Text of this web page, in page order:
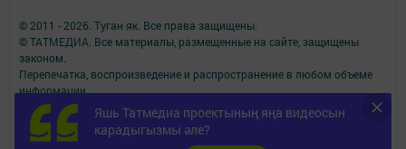
Яшь Татмедиа проектының яңа видеосын
карадыгызмы әле?
© 2011 - 2026. Туган як. Все права защищены.
© ТАТМЕДИА. Все материалы, размещенные на сайте, защищены
законом.
Перепечатка, воспроизведение и распространение в любом объеме
информации,
размещенной на сайте, возможна только с письменного согласия
редакций СМИ.
При поддержке Республиканского агентства по печати и массовым